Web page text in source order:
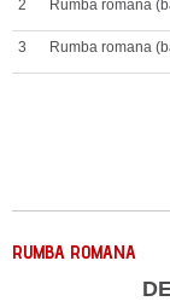
2 Rumba romana
3 Rumba romana
RUMBA ROMANA